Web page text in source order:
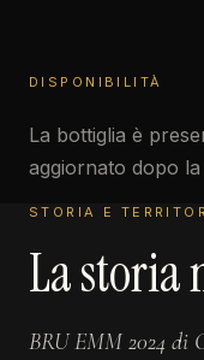
DISPONIBILITÀ
La bottiglia è
aggiornato dopo
STORIA E
La storia
BRU EMM 2024 di